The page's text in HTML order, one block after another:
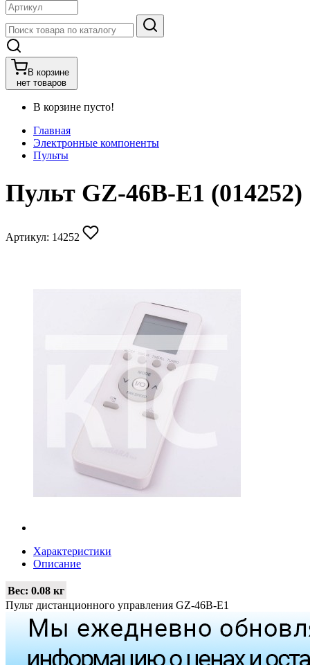
В корзине
нет товаров
В корзине пусто!
Главная
Электронные компоненты
Пульты
Пульт GZ-46B-E1 (014252)
Артикул: 14252
Характеристики
Описание
Вес: 0.08 кг
Пульт дистанционного управления GZ-46B-E1